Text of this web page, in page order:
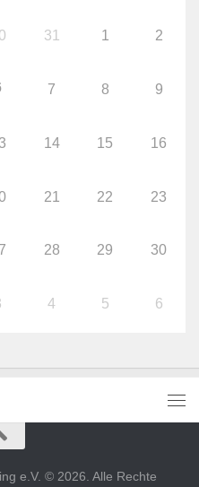
31 1 2
7 8 9
14 15 16
21 22 23
28 29 30
4 5 6
e.V. © 2026. Alle Rechte